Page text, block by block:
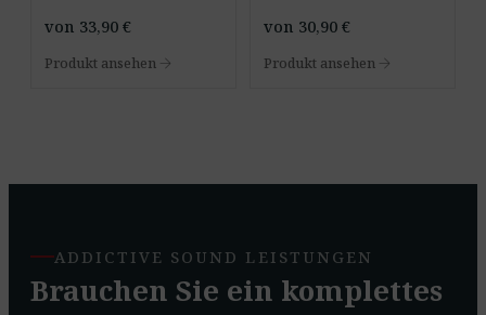
von 33,90 €
Produkt ansehen arrow_forward
von 30,90 €
Produkt ansehen arrow_forward
ADDICTIVE SOUND LEISTUNGEN
Brauchen Sie ein komplettes